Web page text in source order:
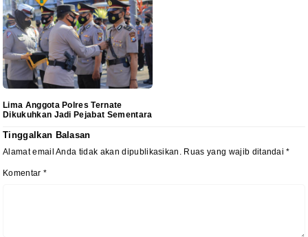
Lima Anggota Polres Ternate
Dikukuhkan Jadi Pejabat Sementara
Tinggalkan Balasan
Alamat email Anda tidak akan dipublikasikan. Ruas yang wajib ditandai*
Komentar *